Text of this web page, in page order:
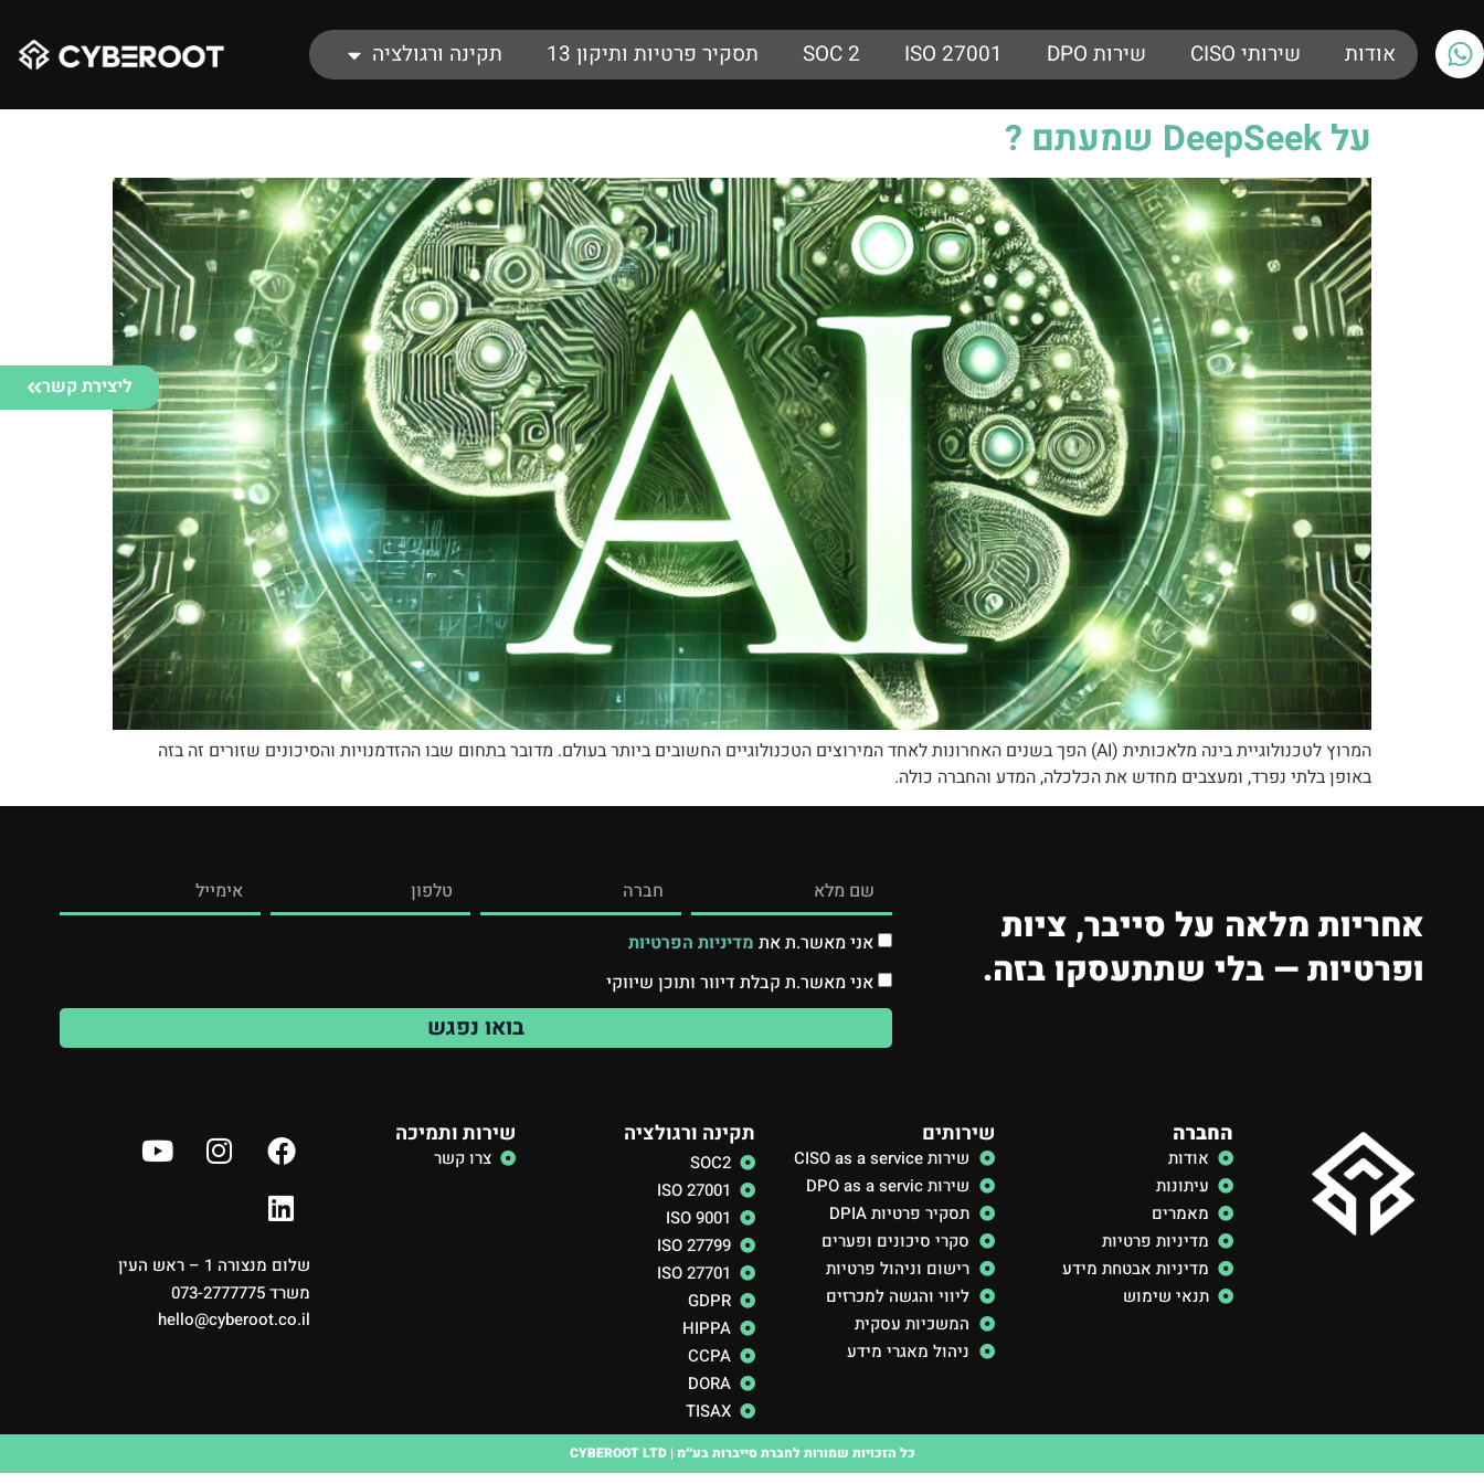
אודות שירותי CISO שירות DPO ISO 27001
SOC 2 תסקיר פרטיות ותיקון 13 תקינה ורגולציה
ליצירת קשר
על DeepSeek שמעתם ?
המרוץ לטכנולוגיית בינה מלאכותית (AI) הפך בשנים האחרונות לאחד המירוצים הטכנולוגיים החשובים ביותר בעולם. מדובר בתחום שבו ההזדמנויות והסיכונים שזורים זה בזה
באופן בלתי נפרד, ומעצבים מחדש את הכלכלה, המדע והחברה כולה.
אחריות מלאה על סייבר, ציות
ופרטיות — בלי שתתעסקו בזה.
אני מאשר.ת את מדיניות הפרטיות
אני מאשר.ת קבלת דיוור ותוכן שיווקי
בואו נפגש
החברה
אודות
עיתונות
מאמרים
מדיניות פרטיות
מדיניות אבטחת מידע
תנאי שימוש
שירותים
שירות CISO as a service
שירות DPO as a servic
תסקיר פרטיות DPIA
סקרי סיכונים ופערים
רישום וניהול פרטיות
ליווי והגשה למכרזים
המשכיות עסקית
ניהול מאגרי מידע
תקינה ורגולציה
SOC2
ISO 27001
ISO 9001
ISO 27799
ISO 27701
GDPR
HIPPA
CCPA
DORA
TISAX
שירות ותמיכה
צרו קשר
שלום מנצורה 1 – ראש העין
משרד 073-2777775
hello@cyberoot.co.il
כל הזכויות שמורות לחברת סייברות בע״מ | CYBEROOT LTD